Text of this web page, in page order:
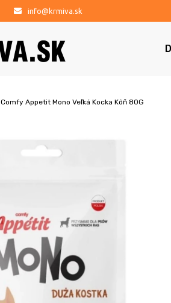
info@krmiva.sk
Comfy Appetit Mono Veľká Kocka Kôň 80G